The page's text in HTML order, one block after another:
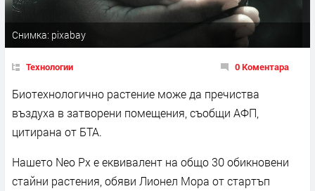
Снимка: pixabay
Технологии 0 Коментара
Биотехнологично растение може да пречиства
въздуха в затворени помещения, съобщи АФП,
цитирана от БТА.
Нашето Neo Px е еквивалент на общо 30 обикновени
стайни растения, обяви Лионел Мора от стартъп